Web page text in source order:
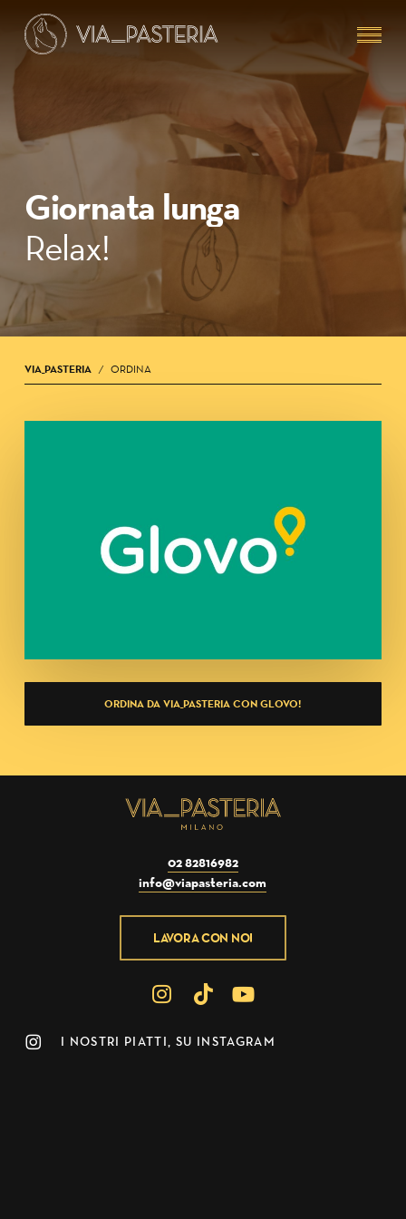
content
Menu
Giornata lunga
Relax!
VIA_PASTERIA / ORDINA
ORDINA DA VIA_PASTERIA CON GLOVO!
02 82816982
info@viapasteria.com
LAVORA CON NOI
I NOSTRI PIATTI, SU INSTAGRAM